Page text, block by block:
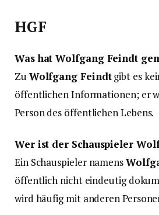
HGF
Was hat Wolfgang Feindt
Zu Wolfgang Feindtgibt es
öffentlichen Informationen; er
Person des öffentlichen Lebens.
Wer ist der Schauspieler
Ein Schauspieler namens
öffentlich nicht eindeutig
wird häufig mit anderen